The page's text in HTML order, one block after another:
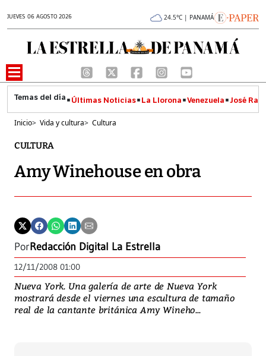
JUEVES 06 AGOSTO 2026 24.5°C | PANAMÁ
Últimas Noticias La Llorona Venezuela José
Inicio> Vida y cultura> Cultura
CULTURA
Amy Winehouse en obra
PorRedacción Digital La Estrella
12/11/2008 01:00
Nueva York. Una galería de arte de Nueva York
mostrará desde el viernes una escultura de tamaño
real de la cantante británica Amy Wineho...